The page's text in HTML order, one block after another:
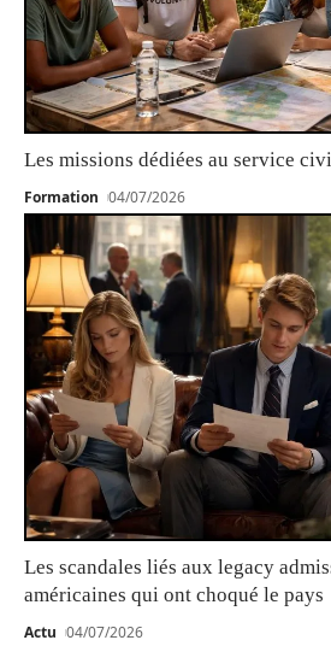
Les missions dédiées au service
Formation 04/07/2026
Les scandales liés aux legacy
américaines qui ont choqué le pays
Actu 04/07/2026